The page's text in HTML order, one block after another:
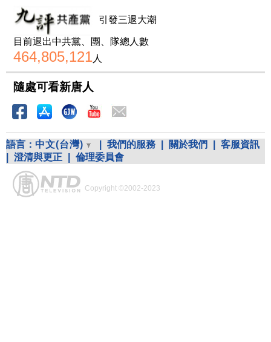
引發三退大潮
目前退出中共黨、團、隊總人數
464,805,121人
隨處可看新唐人
語言： 中文(台灣) 我們的服務 關於我們
客服資訊
澄清與更正 倫理委員會
Copyright ©2002-2023